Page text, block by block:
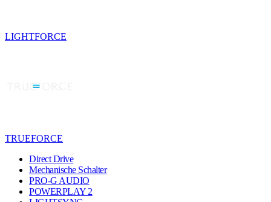
LIGHTFORCE
TRUEFORCE
Direct Drive
Mechanische Schalter
PRO-G AUDIO
POWERPLAY 2